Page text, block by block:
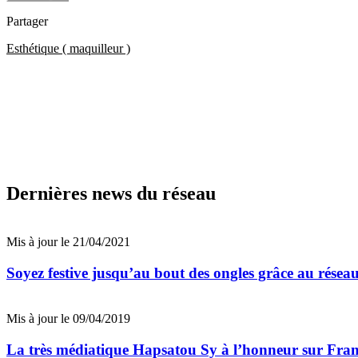
Partager
Esthétique ( maquilleur )
Dernières news du réseau
Mis à jour le 21/04/2021
Soyez festive jusqu’au bout des ongles grâce au
Mis à jour le 09/04/2019
La très médiatique Hapsatou Sy à l’honneur sur